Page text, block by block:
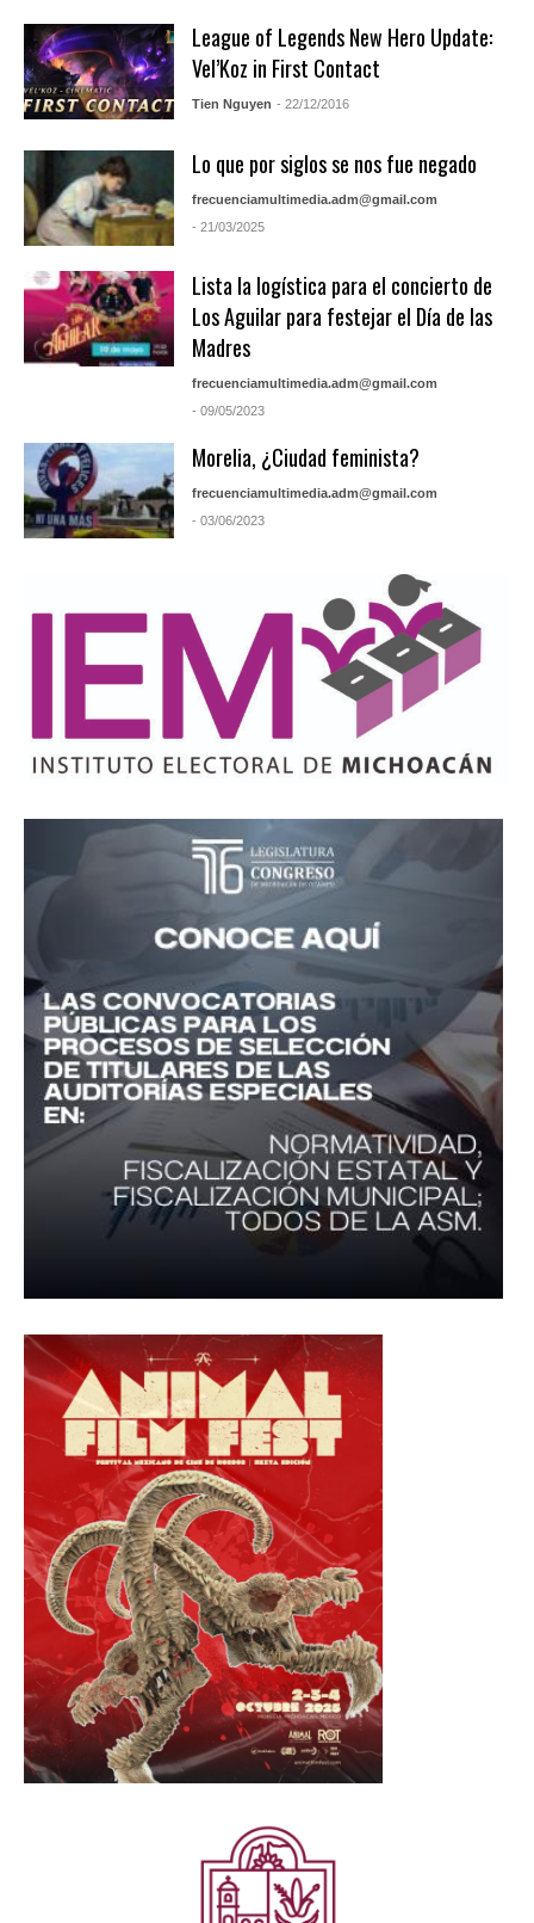
League of Legends New Hero Update:
Vel’Koz in First Contact
Tien Nguyen - 22/12/2016
Lo que por siglos se nos fue negado
frecuenciamultimedia.adm@gmail.com
- 21/03/2025
Lista la logística para el concierto de
Los Aguilar para festejar el Día de las
Madres
frecuenciamultimedia.adm@gmail.com
- 09/05/2023
Morelia, ¿Ciudad feminista?
frecuenciamultimedia.adm@gmail.com
- 03/06/2023